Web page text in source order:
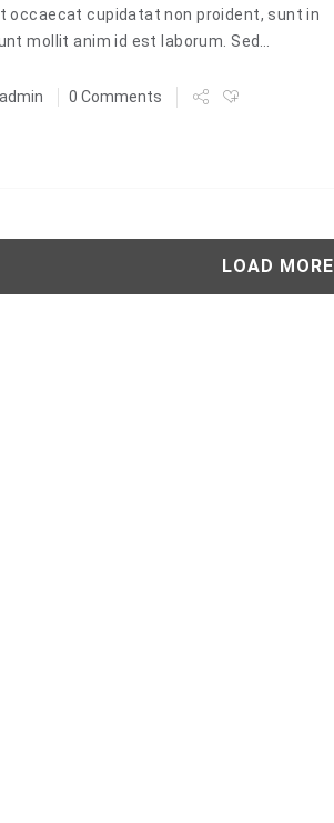
occaecat cupidatat non proident, sunt in
mollit anim id est laborum. Sed…
admin 0 Comments
LOAD MORE